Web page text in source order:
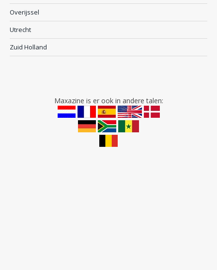
Overijssel
Utrecht
Zuid Holland
Maxazine is er ook in andere talen: